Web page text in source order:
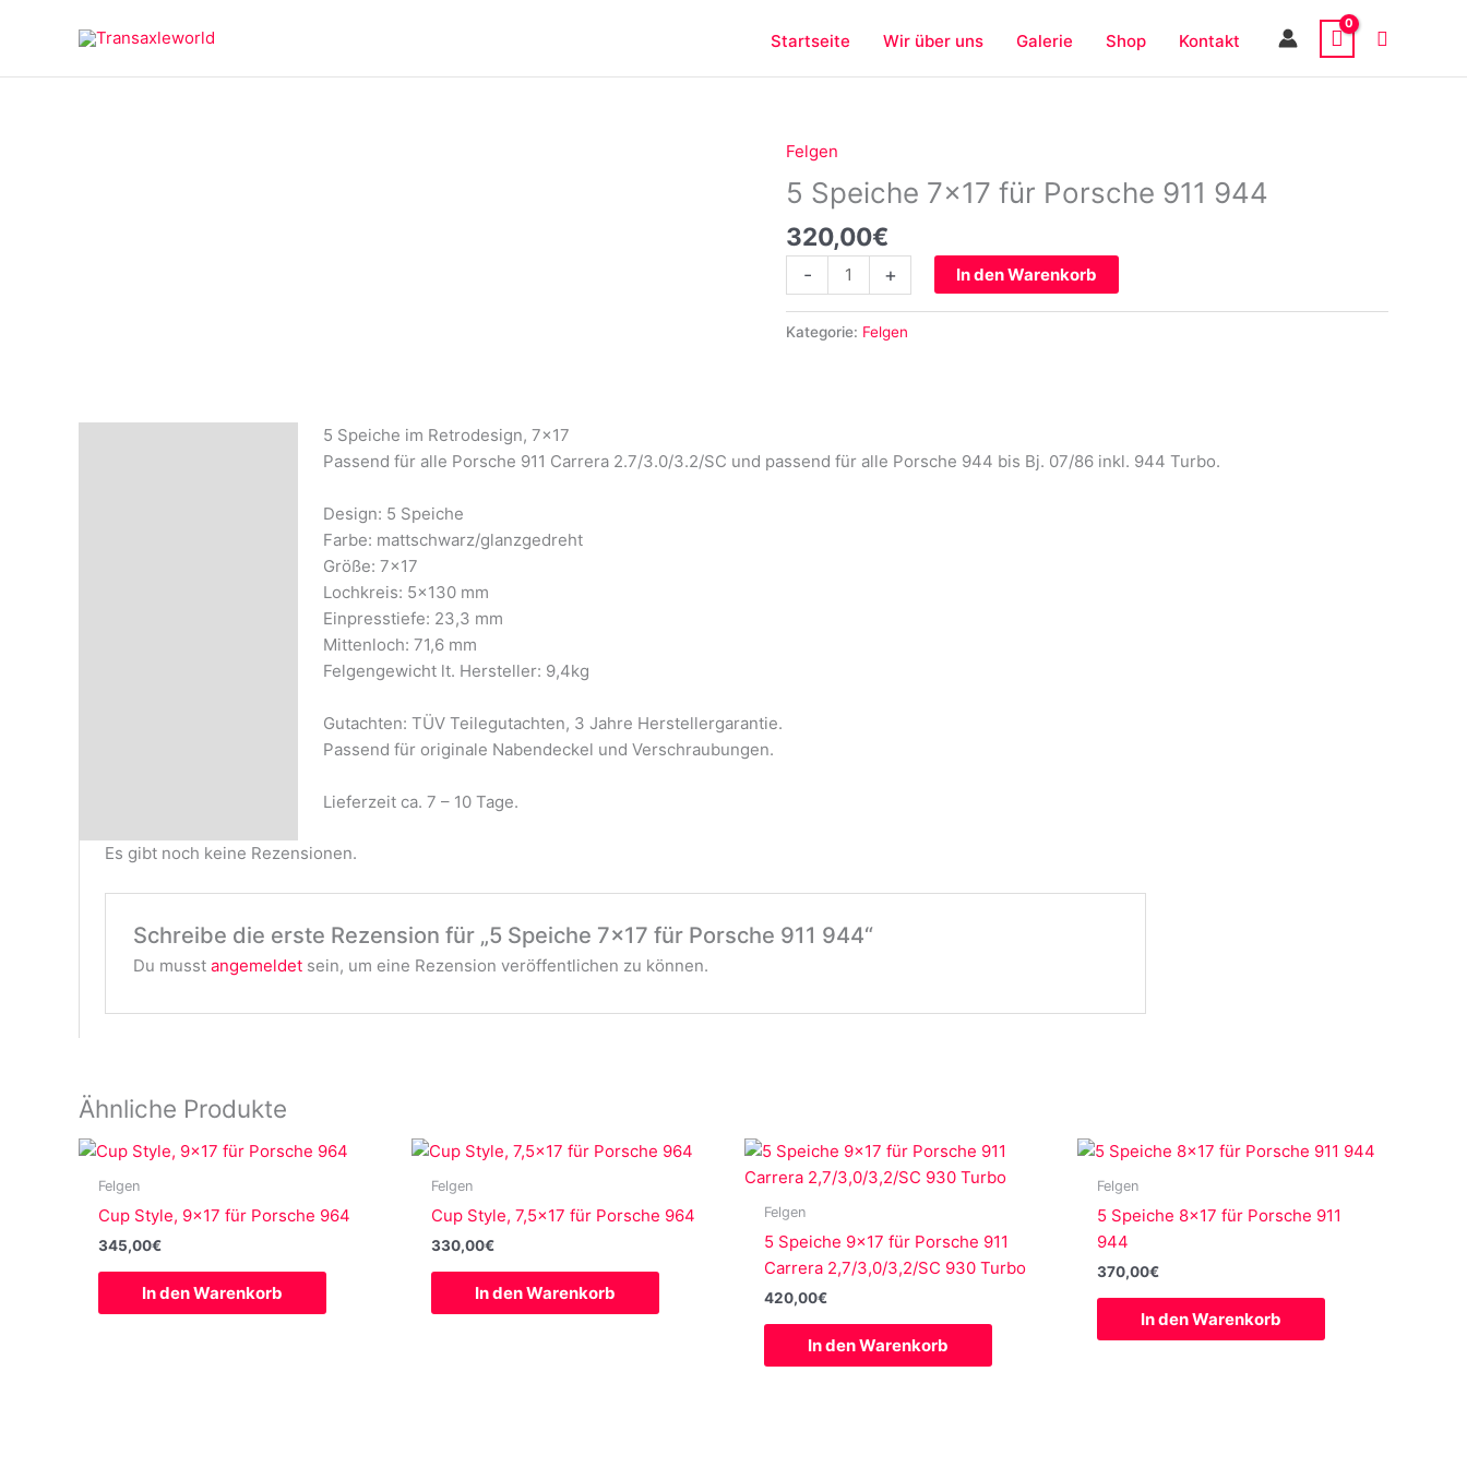
Startseite Wir über uns Galerie Shop Kontakt
Felgen
5 Speiche 7×17 für Porsche 911 944
320,00€
-
5
Speiche
7×17
für
Porsche
944
Menge
+ In den Warenkorb
Kategorie: Felgen
5 Speiche im Retrodesign, 7×17
Passend für alle Porsche 911 Carrera 2.7/3.0/3.2/SC und passend für alle Porsche 944 bis Bj. 07/86 inkl. 944 Turbo.
Design: 5 Speiche
Farbe: mattschwarz/glanzgedreht
Größe: 7×17
Lochkreis: 5×130 mm
Einpresstiefe: 23,3 mm
Mittenloch: 71,6 mm
Felgengewicht lt. Hersteller: 9,4kg
Gutachten: TÜV Teilegutachten, 3 Jahre Herstellergarantie.
Passend für originale Nabendeckel und Verschraubungen.
Lieferzeit ca. 7 – 10 Tage.
Es gibt noch keine Rezensionen.
Schreibe die erste Rezension für „5 Speiche 7×17 für Porsche 911 944“
Du musst angemeldetsein, um eine Rezension veröffentlichen zu können.
Ähnliche Produkte
Felgen
Cup Style, 9×17 für Porsche 964
345,00€
In den Warenkorb
Felgen
Cup Style, 7,5×17 für Porsche 964
330,00€
In den Warenkorb
Felgen
5 Speiche 9×17 für Porsche 911
Carrera 2,7/3,0/3,2/SC 930 Turbo
420,00€
In den Warenkorb
Felgen
5 Speiche 8×17 für Porsche 911
944
370,00€
In den Warenkorb